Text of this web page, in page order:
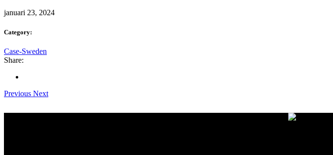
januari 23, 2024
Category:
Case-Sweden
Share:
Previous Next